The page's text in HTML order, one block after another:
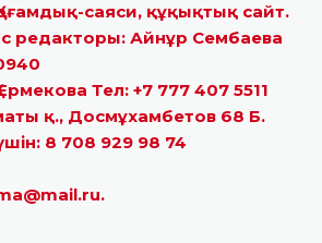
саяси, құқықтық сайт.
редакторы: Айнұр Сембаева
Тел: +7 777 407 5511
қ., Досмұхамбетов 68 Б.
8 708 929 98 74